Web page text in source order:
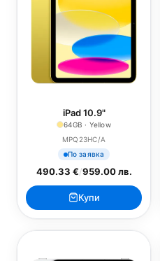
iPad 10.9"
64GB · Yellow
MPQ23HC/A
По заявка
490.33 €/959.00 лв.
Купи